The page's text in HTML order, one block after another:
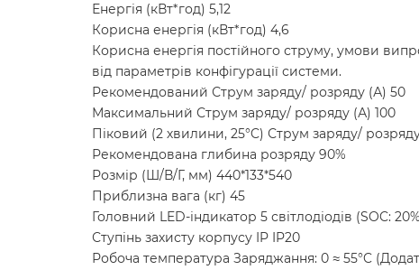
Енергія (кВт*год) 5,12
Корисна енергія (кВт*год) 4,6
Корисна енергія постійного струму, умови
від параметрів конфігурації системи.
Рекомендований Струм заряду/ розряду (А) 50
Максимальний Струм заряду/ розряду (А) 100
Піковий (2 хвилини, 25°C) Струм заряду/
Рекомендована глибина розряду 90%
Розмір (Ш/В/Г, мм) 440*133*540
Приблизна вага (кг) 45
Головний LED-індикатор 5 світлодіодів (SOC:
Ступінь захисту корпусу IP IP20
Робоча температура Заряджання: 0 ≈ 55°C